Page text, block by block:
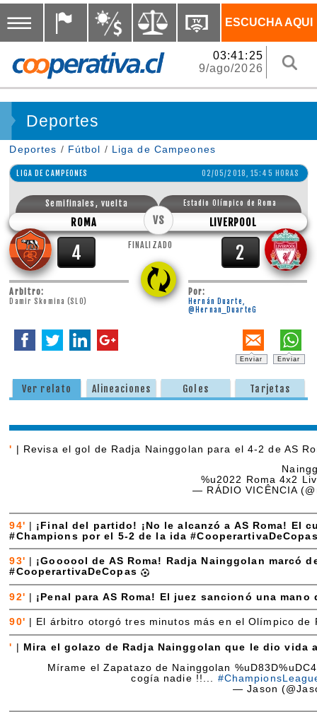
ESCUCHA AQUI
03:41:26
9/ago/2026
Deportes
Deportes / Fútbol / Liga de Campeones
LIGA DE CAMPEONES 02/05/2018, 15:45 HORAS
Semifinales, vuelta
ROMA
Estadio Olímpico de Roma
LIVERPOOL
VS
4 FINALIZADO 2
Arbitro:
Damir Skomina (SLO)
Por:
Hernán Duarte,
@Hernan_DuarteG
Enviar Enviar
Ver relato Alineaciones Goles Tarjetas
' | Revisa el gol de Radja Nainggolan para el 4-2 de AS
%u2022 Roma 4x2
— RÁDIO VICÊNCIA
94' | ¡Final del partido! ¡No le alcanzó a AS Roma! El
#Champions por el 5-2 de la ida
93'
¡Goooool de AS Roma! Radja Nainggolan marcó
#CooperartivaDeCopas
92' ¡Penal para AS Roma! El juez sancionó una
90' El árbitro otorgó tres minutos más en el Olímpico de
'
Mira el golazo de Radja Nainggolan que le dio vida
Mírame el Zapatazo de Nainggolan
cogía nadie !!...
— Jason